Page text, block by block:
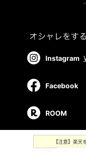
Instagram
Facebook
ROOM
【注意】楽